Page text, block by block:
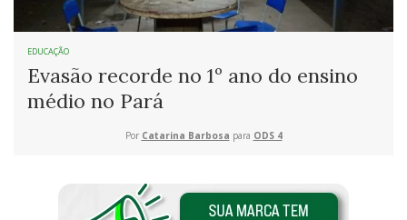
EDUCAÇÃO
Evasão recorde no 1º ano do ensino
médio no Pará
Por Catarina Barbosa para ODS 4